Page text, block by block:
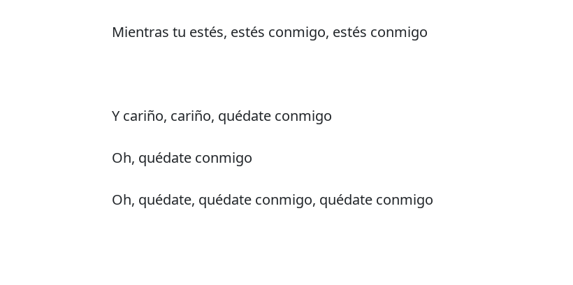
Mientras tu estés, estés conmigo, estés conmigo
Y cariño, cariño, quédate conmigo
Oh, quédate conmigo
Oh, quédate, quédate conmigo, quédate conmigo